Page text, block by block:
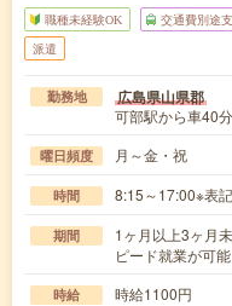
職種未経験OK 交通費別途
派遣
勤務地 広島県山県郡
可部駅から車40分
曜日頻度 月～金・祝
時間 8:15～17:00※表
期間
1ヶ月以上3ヶ月
ピード就業が可
時給 時給1100円